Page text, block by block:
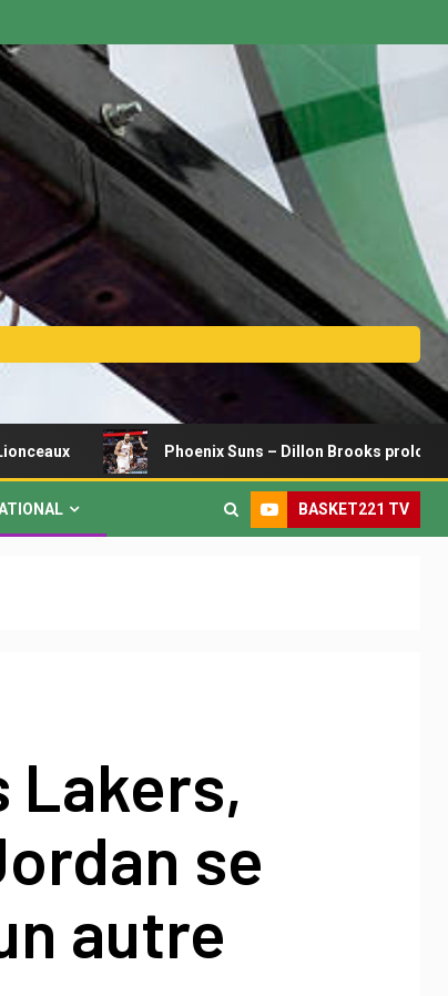
Phoenix Suns – Dillon Brooks prolonge pour 3
BASKET221 TV
Lakers,
se
autre